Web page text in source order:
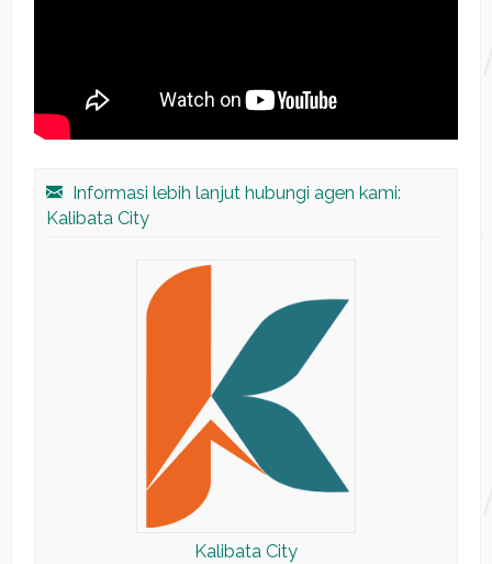
Informasi lebih lanjut hubungi agen kami:
Kalibata City
Kalibata City